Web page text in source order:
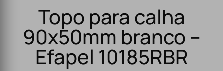
Topo para calha
90x50mm branco –
Efapel 10185RBR